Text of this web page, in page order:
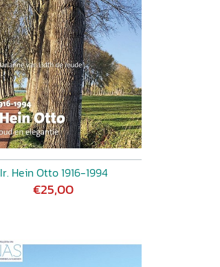
Ir. Hein Otto 1916-1994
€25,00